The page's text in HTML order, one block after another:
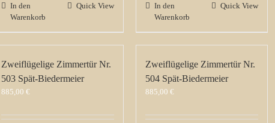
In den
Warenkorb
Quick View
In den
Warenkorb
Quick View
Zweiflügelige Zimmertür Nr.
503 Spät-Biedermeier
885,00 €
Zweiflügelige Zimmertür Nr.
504 Spät-Biedermeier
885,00 €